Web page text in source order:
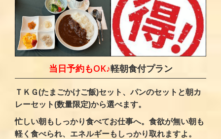
当日予約もOK♪軽朝食付プラン
ＴＫＧ(たまごかけご飯)セット、パンのセットと朝カ
レーセット(数量限定)から選べます。
忙しい朝もしっかり食べてお仕事へ。食欲が無い朝も
軽く食べられ、エネルギーもしっかり取れますよ。